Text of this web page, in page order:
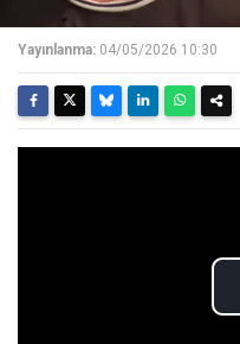
Yayınlanma: 04/05/2026 10:30